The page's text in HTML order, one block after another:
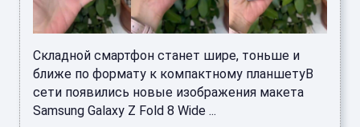
Складной смартфон станет шире, тоньше и
ближе по формату к компактному планшетуВ
сети появились новые изображения макета
Samsung Galaxy Z Fold 8 Wide ...